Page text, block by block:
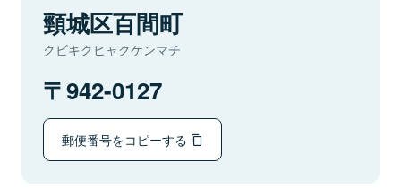
頸城区百間町
クビキクヒャクケンマチ
942-0127
郵便番号をコピーする